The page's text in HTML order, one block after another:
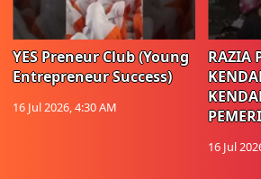
YES Preneur Club (Young
Entrepreneur Success)
16 Jul 2026, 4:30 AM
RAZIA
16 Jul